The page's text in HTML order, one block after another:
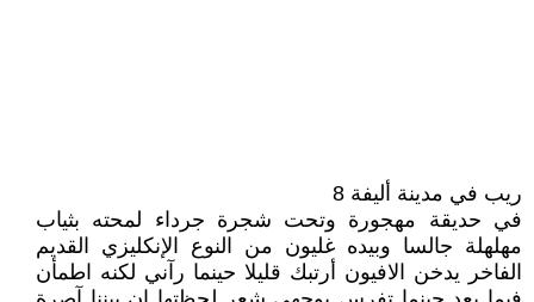
ريب في مدينة أليفة 8
في حديقة مهجورة وتحت شجرة جرداء لمحته بثياب
مهلهلة جالسا وبيده غليون من النوع الإنكليزي القديم
الفاخر يدخن الافيون أرتبك قليلا حينما رآني لكنه اطمأن